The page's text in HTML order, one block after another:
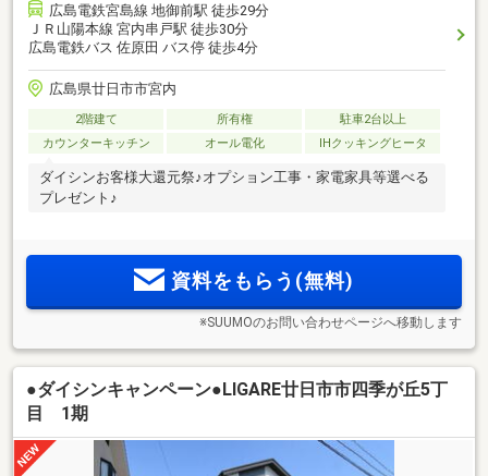
広島電鉄宮島線 地御前駅 徒歩29分
ＪＲ山陽本線 宮内串戸駅 徒歩30分
広島電鉄バス 佐原田 バス停 徒歩4分
広島県廿日市市宮内
2階建て 所有権
駐車2台以上
カウンターキッチン
オール電化 IHクッキングヒータ
ダイシンお客様大還元祭♪オプション工事・家電家具等選べる
プレゼント♪
資料をもらう(無料)
※SUUMOのお問い合わせページへ移動します
●ダイシンキャンペーン●LIGARE廿日市市四季が丘5丁
目 1期